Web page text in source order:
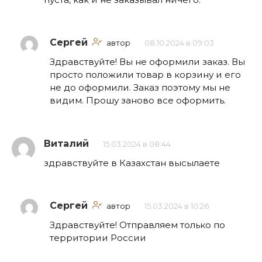
Сергей автор 08.10.2024 в 09:03
Здравствуйте! Вы не оформили заказ. Вы
просто положили товар в корзину и его
не до оформили. Заказ поэтому мы не
видим. Прошу заново все оформить.
Виталий 15.03.2024 в 08:44
здравствуйте в Казахстан высылаете
Сергей автор 15.03.2024 в 10:26
Здравствуйте! Отправляем только по
территории России